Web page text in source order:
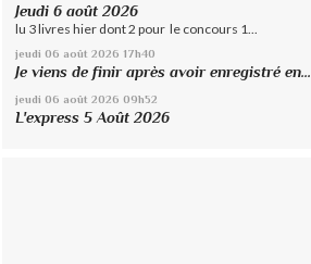
Jeudi 6 août 2026
lu 3 livres hier dont 2 pour le concours 1...
jeudi 06 août 2026 17h40
Je viens de finir après avoir enregistré en...
jeudi 06 août 2026 09h52
L'express 5 Août 2026